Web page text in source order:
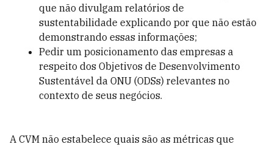
que não divulgam relatórios de
sustentabilidade explicando por que não estão
demonstrando essas informações;
Pedir um posicionamento das empresas a
respeito dos Objetivos de Desenvolvimento
Sustentável da ONU (ODSs) relevantes no
contexto de seus negócios.
A CVM não estabelece quais são as métricas que